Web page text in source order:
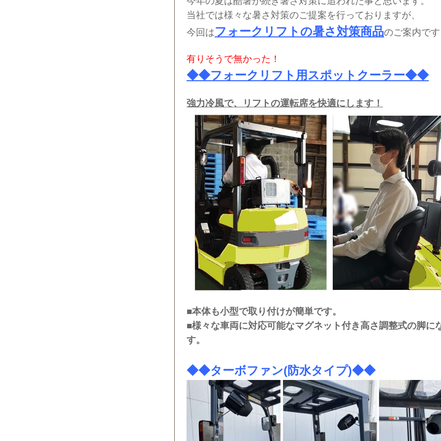
当社では様々な暑さ対策のご提案を行っておりますが、
今回はフォークリフトの暑さ対策商品のご案内で
有りそうで無かった！
◆◆フォークリフト用スポットクーラー◆◆
強力冷風で、リフトの運転席を快適にします！
■本体も小型で取り付けが簡単です。
■様々な車両に対応可能なマグネット付き高さ調整式の脚に
す。
◆◆ターボファン(防水タイプ)◆◆